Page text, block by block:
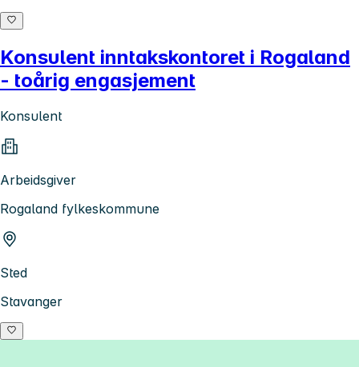
Konsulent inntakskontoret i Rogaland
- toårig engasjement
Konsulent
Arbeidsgiver
Rogaland fylkeskommune
Sted
Stavanger